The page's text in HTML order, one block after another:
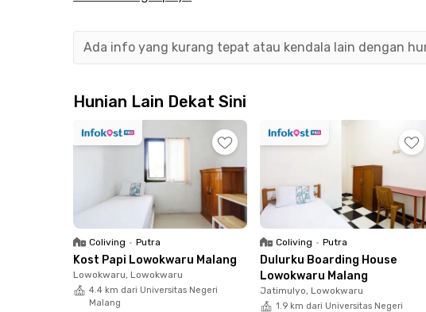
Selain kamar pribadi yang nyaman, kost putri Malang ini
membuat penghuni dapat langsung menempati kamar
perlengkapan.
Lokasi Estege 14 Kost sangat strategis, hanya 6 menit ke
Arjosari Malang. Akses menuju Universitas Binus Malang
Universitas Brawijaya berjarak sekitar 18 menit. Bagi yang
Bandar Udara Abdul Rachman Saleh dapat dijangkau
Ada info yang kurang tepat atau kendala lain dengan
Hunian Lain Dekat Sini
Coliving • Putra
Kost Papi Lowokwaru Malang
Lowokwaru, Lowokwaru
4.4 km dari Universitas Negeri
Malang
Coliving • Putra
Dulurku Boarding House
Lowokwaru Malang
Jatimulyo, Lowokwaru
1.9 km dari Universitas Negeri